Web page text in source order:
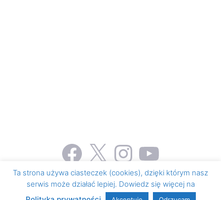
Facebook
X InstagramYouTube
© 2026 Honorowe krwiodawstwo i krwiolecznictwo
Zbudowany z
GeneratePress
Ta strona używa ciasteczek (cookies), dzięki którym nasz
serwis może działać lepiej. Dowiedz się więcej na